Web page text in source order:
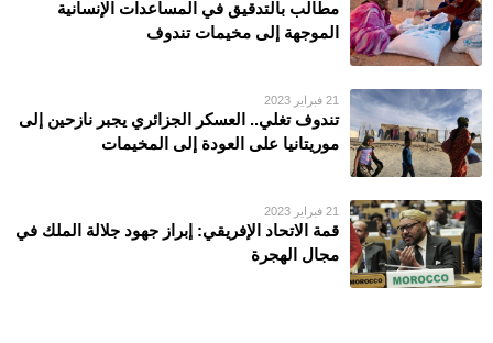
مطالب بالتدقيق في المساعدات الإنسانية
الموجهة إلى مخيمات تندوف
21 فبراير 2023
تندوف تغلي.. العسكر الجزائري يجبر نازحين إلى
موريتانيا على العودة إلى المخيمات
21 فبراير 2023
قمة الاتحاد الإفريقي: إبراز جهود جلالة الملك في
مجال الهجرة